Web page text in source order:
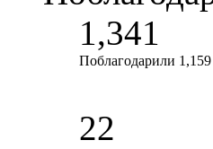
1,341
Поблагодарили 1,159
22